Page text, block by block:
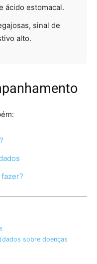
ácido estomacal.
sinal de
alto.
sobre doenças